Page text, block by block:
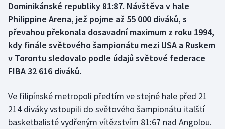
Florbal
Futsal
Golf
Gymnastika
Házená
Dominikánské republiky 81:87. Návštěva v hale
Philippine Arena, jež pojme až 55 000 diváků, s
převahou překonala dosavadní maximum z roku 1994,
kdy finále světového šampionátu mezi USA a Ruskem
v Torontu sledovalo podle údajů světové federace
FIBA 32 616 diváků.
Ve filipínské metropoli předtím ve stejné hale před 21
214 diváky vstoupili do světového šampionátu italští
basketbalisté vydřeným vítězstvím 81:67 nad Angolou.